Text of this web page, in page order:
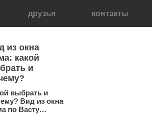
друзья контакты
из окна
какой
и
выбрать и
Вид из окна
по Васту…